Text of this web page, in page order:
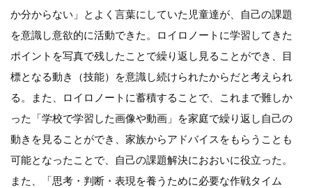
か分からない」とよく言葉にしていた児童達が、自己の課題
を意識し意欲的に活動できた。ロイロノートに学習してきた
ポイントを写真で残したことで繰り返し見ることができ、目
標となる動き（技能）を意識し続けられたからだと考えられ
る。また、ロイロノートに蓄積することで、これまで難しか
った「学校で学習した画像や動画」を家庭で繰り返し自己の
動きを見ることができ、家族からアドバイスをもらうことも
可能となったことで、自己の課題解決におおいに役立った。
また、「思考・判断・表現を養うために必要な作戦タイム